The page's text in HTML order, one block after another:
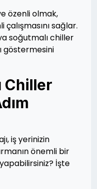
özenli olmak,
sağlar.
soğutmalı chiller
göstermesini
Chiller
iş yerinizin
önemli bir
yapabilirsiniz? İşte